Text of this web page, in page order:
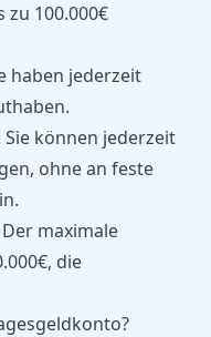
zu 100.000€
haben jederzeit
Sie können jederzeit
ohne an feste
Der maximale
die